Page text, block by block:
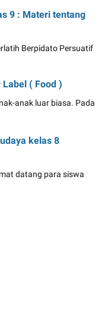
9 : Materi tentang
Berpidato Persuatif
( Food )
anak luar biasa. Pada
kelas 8
datang para siswa